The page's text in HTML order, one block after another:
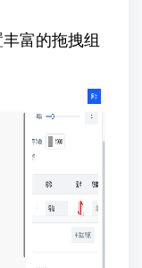
富的拖拽组